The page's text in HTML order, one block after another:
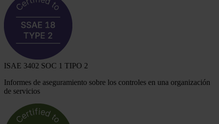
ISAE 3402 SOC 1 TIPO 2
Informes de aseguramiento sobre los controles en una organización
de servicios